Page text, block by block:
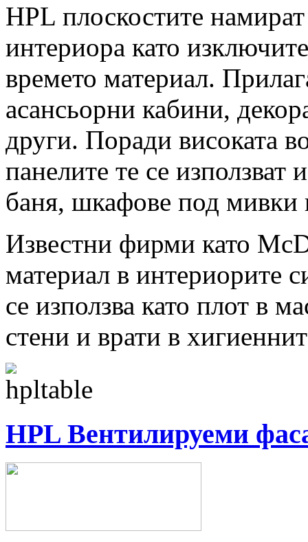
HPL плоскостите
интериора като
времето материал.
асансьорни кабини,
други. Поради високата
панелите те се използват
баня, шкафове под мивки
Известни фирми като
материал в интериорите
се използва като плот в
стени и врати в
HPL Вентилируеми